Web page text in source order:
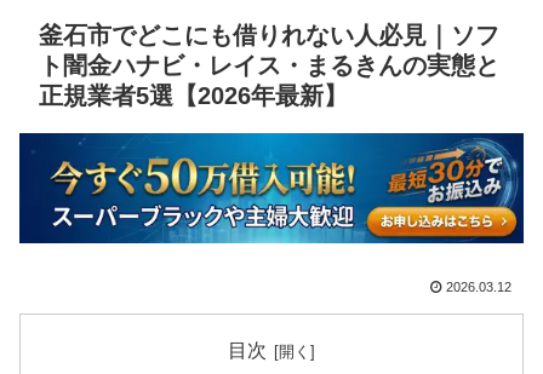
釜石市でどこにも借りれない人必見｜ソフ
ト闇金ハナビ・レイス・まるきんの実態と
正規業者5選【2026年最新】
2026.03.12
目次